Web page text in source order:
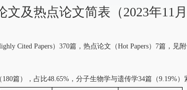
及热点论文简表（2023年11月
Cited Papers）370篇，热点论文（Hot Papers）7篇，见附
篇），占比48.65%，分子生物学与遗传学34篇（9.19%）